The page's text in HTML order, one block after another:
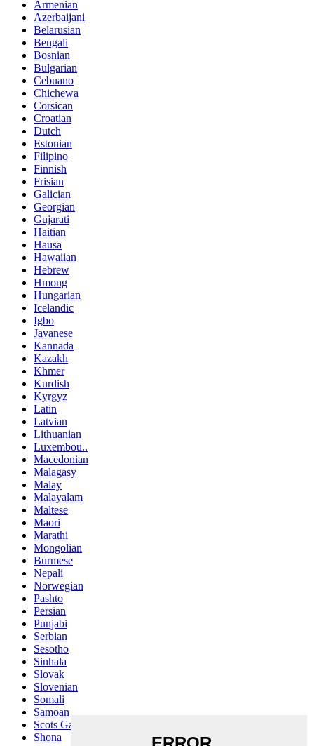
Armenian
Azerbaijani
Belarusian
Bengali
Bosnian
Bulgarian
Cebuano
Chichewa
Corsican
Croatian
Dutch
Estonian
Filipino
Finnish
Frisian
Galician
Georgian
Gujarati
Haitian
Hausa
Hawaiian
Hebrew
Hmong
Hungarian
Icelandic
Igbo
Javanese
Kannada
Kazakh
Khmer
Kurdish
Kyrgyz
Latin
Latvian
Lithuanian
Luxembou..
Macedonian
Malagasy
Malay
Malayalam
Maltese
Maori
Marathi
Mongolian
Burmese
Nepali
Norwegian
Pashto
Persian
Punjabi
Serbian
Sesotho
Sinhala
Slovak
Slovenian
Somali
Samoan
Scots Gaelic
Shona